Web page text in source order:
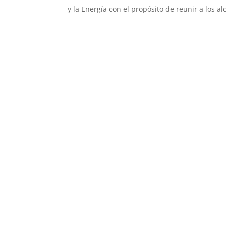
y la Energía con el propósito de reunir a los